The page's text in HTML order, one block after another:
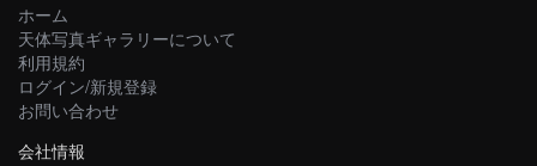
ホーム
天体写真ギャラリーについて
利用規約
ログイン/新規登録
お問い合わせ
会社情報